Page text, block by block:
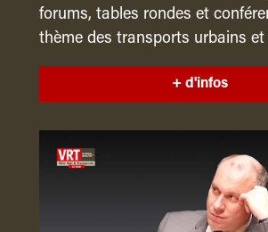
forums, tables rondes et
thème des transports urbains et
+ d'infos